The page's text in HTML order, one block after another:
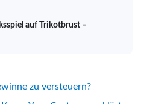
auf Trikotbrust –
zu versteuern?